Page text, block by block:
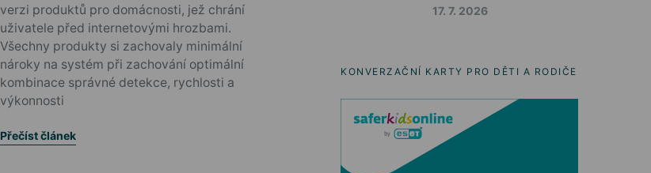
verzi produktů pro domácnosti, jež chrání
uživatele před internetovými hrozbami.
Všechny produkty si zachovaly minimální
nároky na systém při zachování optimální
kombinace správné detekce, rychlosti a
výkonnosti
Přečíst článek
17. 7. 2026
KONVERZAČNÍ KARTY PRO DĚTI A RODIČE